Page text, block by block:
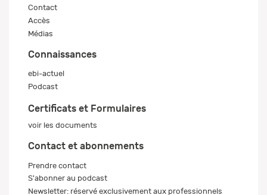
Contact
Accès
Médias
Connaissances
ebi-actuel
Podcast
Certificats et Formulaires
voir les documents
Contact et abonnements
Prendre contact
S'abonner au podcast
Newsletter: réservé exclusivement aux professionnels